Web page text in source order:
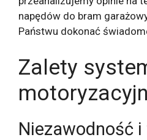
napędów do bram
Państwu dokonać
Zalety
Niezawodność i